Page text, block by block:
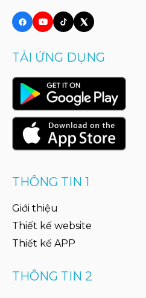
TẢI ỨNG DỤNG
THÔNG TIN 1
Giới thiệu
Thiết kế website
Thiết kế APP
THÔNG TIN 2